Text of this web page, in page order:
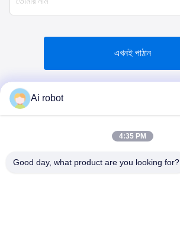
এখনই পাঠান
VIVI DENTAI
Ai robot
4:35 PM
Good day, what product are you looking for?